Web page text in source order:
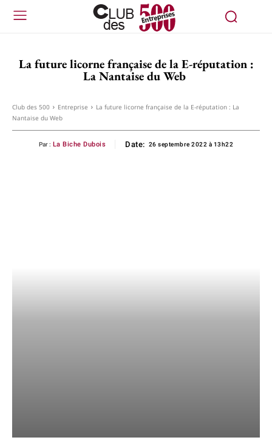
La future licorne française de la E-réputation :
La Nantaise du Web
Club des 500 Entreprise
La future licorne française de la E-réputation : La
Nantaise du Web
Par : La Biche Dubois Date: 26 septembre 2022 à 13h22